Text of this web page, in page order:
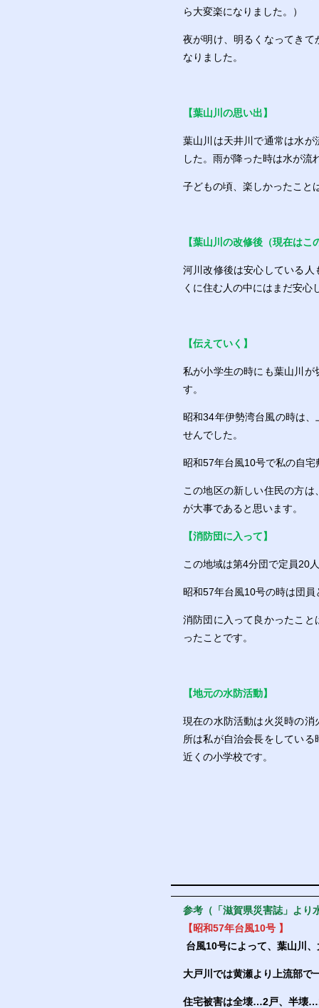
ら大変楽になりました。）
夜が明け、明るくなってき
なりました。
【葉山川 の思い出】
葉山川は天井川で通常は水
した。雨が降った時は水が流
子どもの頃、楽しかったこと
【葉山川の改修後（現在は
河川改修後は安心している
くに住む人の中にはまだ安心
【伝えていく】
私が小学生の時にも葉山川
す。
昭和34年伊勢湾台風の時は
せんでした。
昭和57年台風10号で私の自
この地区の新しい住民の方
が大事であると思います。
【消防団に入って】
この地域は第4分団で定員20
昭和57年台風10号の時は団
消防団に入って良かったこ
ったことです。
【地元の水防活動】
現在の水防活動は火災時の
所は私が自治会長をしてい
近くの小学校です。
参考（「滋賀県災害誌」より
【昭和57年台風10号 】
台風10号によって、葉山川
大戸川では黄瀬より上流部で
住宅被害は全壊…2戸、半壊